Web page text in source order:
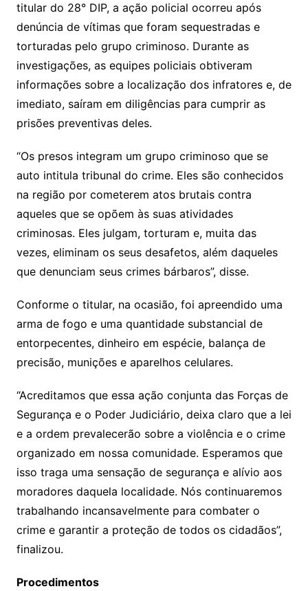
titular do 28° DIP, a ação policial ocorreu após
denúncia de vítimas que foram sequestradas e
torturadas pelo grupo criminoso. Durante as
investigações, as equipes policiais obtiveram
informações sobre a localização dos infratores e, de
imediato, saíram em diligências para cumprir as
prisões preventivas deles.
“Os presos integram um grupo criminoso que se
auto intitula tribunal do crime. Eles são conhecidos
na região por cometerem atos brutais contra
aqueles que se opõem às suas atividades
criminosas. Eles julgam, torturam e, muita das
vezes, eliminam os seus desafetos, além daqueles
que denunciam seus crimes bárbaros”, disse.
Conforme o titular, na ocasião, foi apreendido uma
arma de fogo e uma quantidade substancial de
entorpecentes, dinheiro em espécie, balança de
precisão, munições e aparelhos celulares.
“Acreditamos que essa ação conjunta das Forças de
Segurança e o Poder Judiciário, deixa claro que a lei
e a ordem prevalecerão sobre a violência e o crime
organizado em nossa comunidade. Esperamos que
isso traga uma sensação de segurança e alívio aos
moradores daquela localidade. Nós continuaremos
trabalhando incansavelmente para combater o
crime e garantir a proteção de todos os cidadãos”,
finalizou.
Procedimentos